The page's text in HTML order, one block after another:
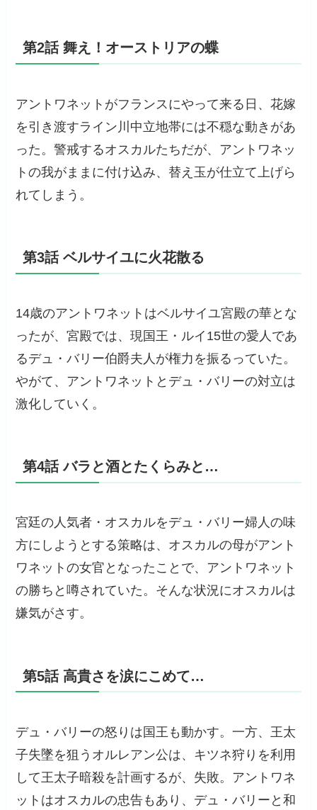
第2話 舞え！オーストリアの蝶
アントワネットがフランスにやって来る日、花嫁
を引き渡すライン川中立地帯には不穏な動きがあ
った。警戒するオスカルたちだが、アントワネッ
トの我がままに付け込み、替え玉が仕立て上げら
れてしまう。
第3話 ベルサイユに火花散る
14歳のアントワネットはベルサイユ宮殿の華とな
ったが、宮殿では、現国王・ルイ15世の愛人であ
るデュ・バリー伯爵夫人が権力を振るっていた。
やがて、アントワネットとデュ・バリーの対立は
激化していく。
第4話 バラと酒とたくらみと…
宮廷の人気者・オスカルをデュ・バリー婦人の味
方にしようとする策略は、オスカルの母がアント
ワネットの女官となったことで、アントワネット
の勝ちと噂されていた。そんな状況にオスカルは
嫌気がさす。
第5話 高貴さを涙にこめて…
デュ・バリーの怒りは国王も動かす。一方、王太
子失墜を狙うオルレアン公は、キツネ狩りを利用
して王太子暗殺を計画するが、失敗。アントワネ
ットはオスカルの忠告もあり、デュ・バリーと和